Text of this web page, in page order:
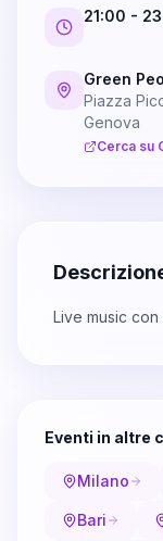
21:00 -
Green
Piazza
Genova
Cerca su
Live music con
Eventi in altre
Milano
Bari